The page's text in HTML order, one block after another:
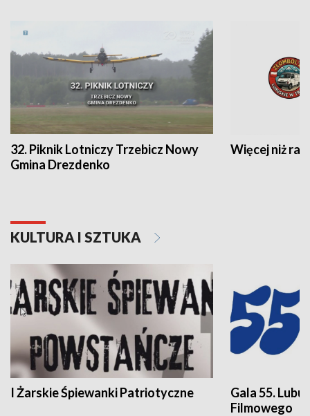
32. Piknik Lotniczy Trzebicz Nowy
Gmina Drezdenko
Więcej niż rajd
KULTURA I SZTUKA
I Żarskie Śpiewanki Patriotyczne
Gala 55.
Filmowego